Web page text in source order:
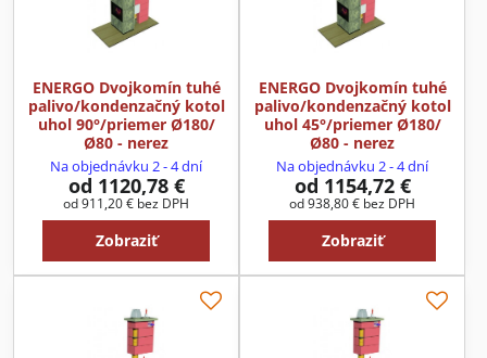
ENERGO Dvojkomín tuhé
palivo/kondenzačný kotol
uhol 90°/priemer Ø180/
Ø80 - nerez
Na objednávku 2 - 4 dní
od 1120,78 €
od 911,20 € bez DPH
Zobraziť
ENERGO Dvojkomín tuhé
palivo/kondenzačný kotol
uhol 45°/priemer Ø180/
Ø80 - nerez
Na objednávku 2 - 4 dní
od 1154,72 €
od 938,80 € bez DPH
Zobraziť